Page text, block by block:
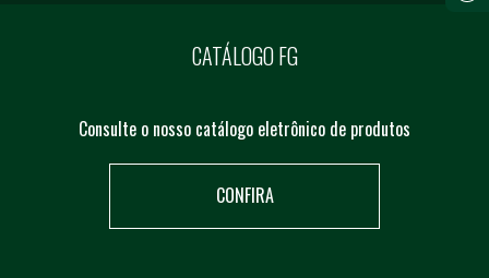
CATÁLOGO FG
Consulte o nosso catálogo eletrônico de produtos
CONFIRA